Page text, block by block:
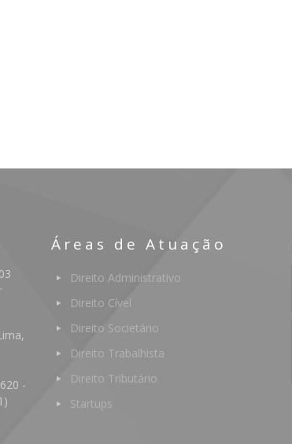
-
Áreas de Atuação
Direito Administrativo
Direito Cível
Direito Societário
Direito Trabalhista
Direito Tributário
Startups